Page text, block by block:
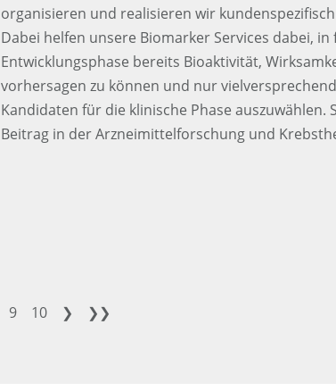
organisieren und realisieren wir
Dabei helfen unsere Biomarker Services dabei,
Entwicklungsphase bereits Bioaktivität,
vorhersagen zu können und nur
Kandidaten für die klinische Phase auszuwählen.
Beitrag in der Arzneimittelforschung und
9 10 ❯ ❯❯